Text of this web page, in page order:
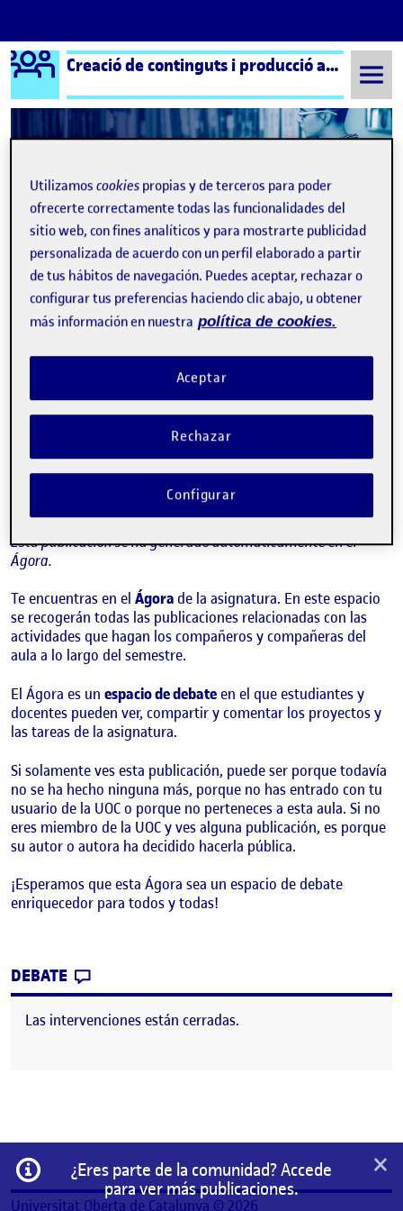
Saltar al contenido
Logo Ágora Creació de continguts i producció audiovisual
Semestre 20211 - Aula 1 ¡Bienvenidos y bienvenidas!
Navegación de entradas
Siguiente
Publicado por¡Bienvenidos y bienvenidas!
Esta publicación se ha generado automáticamente en el
Ágora.
Te encuentras en el Ágora de la asignatura. En este espacio
se recogerán todas las publicaciones relacionadas con las
actividades que hagan los compañeros y compañeras del
aula a lo largo del semestre.
El Ágora es un espacio de debateen el que estudiantes y
docentes pueden ver, compartir y comentar los proyectos y
las tareas de la asignatura.
Si solamente ves esta publicación, puede ser porque todavía
no se ha hecho ninguna más, porque no has entrado con tu
usuario de la UOC o porque no perteneces a esta aula. Si no
eres miembro de la UOC y ves alguna publicación, es porque
su autor o autora ha decidido hacerla pública.
¡Esperamos que esta Ágora sea un espacio de debate
enriquecedor para todos y todas!
DEBATE
Las intervenciones están cerradas.
Información
¿Eres parte de la comunidad? Accede
para ver más publicaciones.
×
Universitat Oberta de Catalunya © 2026
Utilizamoscookies propias y de terceros para poder
ofrecerte correctamente todas las funcionalidades del
sitio web, con fines analíticos y para mostrarte publicidad
personalizada de acuerdo con un perfil elaborado a partir
de tus hábitos de navegación. Puedes aceptar, rechazar o
configurar tus preferencias haciendo clic abajo, u obtener
más información en nuestra política de cookies.
Rechazar
Aceptar
Configurar